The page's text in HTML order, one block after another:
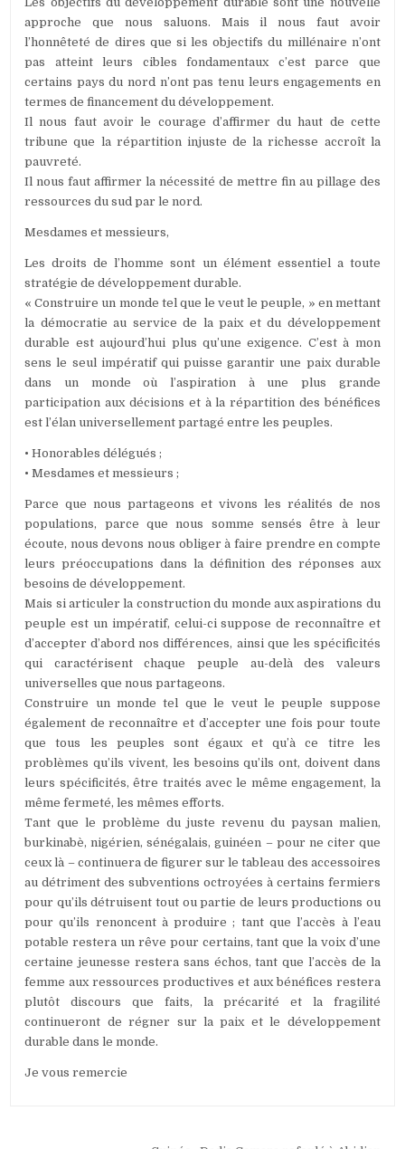
approche que nous saluons. Mais il nous faut avoir
l’honnêteté de dires que si les objectifs du millénaire n’ont
pas atteint leurs cibles fondamentaux c’est parce que
certains pays du nord n’ont pas tenu leurs engagements en
termes de financement du développement.
Il nous faut avoir le courage d’affirmer du haut de cette
tribune que la répartition injuste de la richesse accroît la
pauvreté.
Il nous faut affirmer la nécessité de mettre fin au pillage des
ressources du sud par le nord.
Mesdames et messieurs,
Les droits de l’homme sont un élément essentiel a toute
stratégie de développement durable.
« Construire un monde tel que le veut le peuple, » en mettant
la démocratie au service de la paix et du développement
durable est aujourd’hui plus qu’une exigence. C’est à mon
sens le seul impératif qui puisse garantir une paix durable
dans un monde où l’aspiration à une plus grande
participation aux décisions et à la répartition des bénéfices
est l’élan universellement partagé entre les peuples.
• Honorables délégués ;
• Mesdames et messieurs ;
Parce que nous partageons et vivons les réalités de nos
populations, parce que nous somme sensés être à leur
écoute, nous devons nous obliger à faire prendre en compte
leurs préoccupations dans la définition des réponses aux
besoins de développement.
Mais si articuler la construction du monde aux aspirations du
peuple est un impératif, celui-ci suppose de reconnaître et
d’accepter d’abord nos différences, ainsi que les spécificités
qui caractérisent chaque peuple au-delà des valeurs
universelles que nous partageons.
Construire un monde tel que le veut le peuple suppose
également de reconnaître et d’accepter une fois pour toute
que tous les peuples sont égaux et qu’à ce titre les
problèmes qu’ils vivent, les besoins qu’ils ont, doivent dans
leurs spécificités, être traités avec le même engagement, la
même fermeté, les mêmes efforts.
Tant que le problème du juste revenu du paysan malien,
burkinabè, nigérien, sénégalais, guinéen – pour ne citer que
ceux là – continuera de figurer sur le tableau des accessoires
au détriment des subventions octroyées à certains fermiers
pour qu’ils détruisent tout ou partie de leurs productions ou
pour qu’ils renoncent à produire ; tant que l’accès à l’eau
potable restera un rêve pour certains, tant que la voix d’une
certaine jeunesse restera sans échos, tant que l’accès de la
femme aux ressources productives et aux bénéfices restera
plutôt discours que faits, la précarité et la fragilité
continueront de régner sur la paix et le développement
durable dans le monde.
Je vous remercie